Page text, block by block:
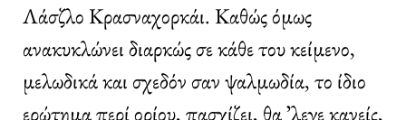
Λάσζλο Κρασναχορκάι. Καθώς όμως
ανακυκλώνει διαρκώς σε κάθε του κείμενο,
μελωδικά και σχεδόν σαν ψαλμωδία, το ίδιο
ερώτημα περί ορίου, πασχίζει, θα ʼλεγε κανείς,